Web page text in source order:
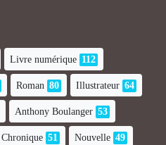
Livre numérique 112
Roman 80 Illustrateur 64
Anthony Boulanger 53
Chronique 51 Nouvelle 49